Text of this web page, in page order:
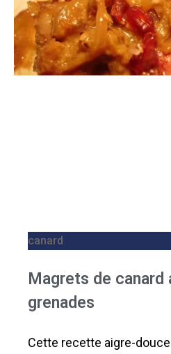
canard
Magrets de canard
grenades
Cette recette aigre-douce